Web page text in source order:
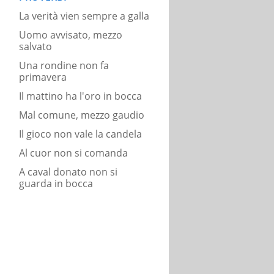
La verità vien sempre a galla
Uomo avvisato, mezzo
salvato
Una rondine non fa
primavera
Il mattino ha l'oro in bocca
Mal comune, mezzo gaudio
Il gioco non vale la candela
Al cuor non si comanda
A caval donato non si
guarda in bocca